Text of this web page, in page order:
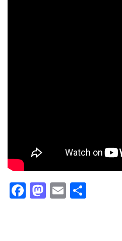
Facebook
Mastodon
Email